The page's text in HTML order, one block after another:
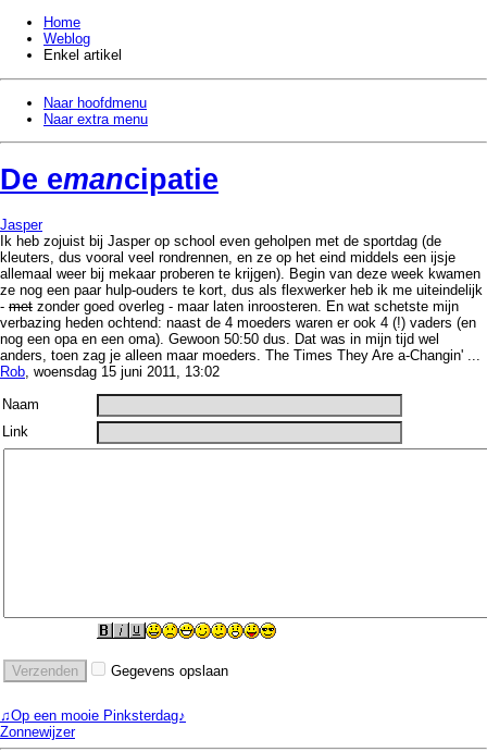
Home
Weblog
Enkel artikel
Naar hoofdmenu
Naar extra menu
De emancipatie
Jasper
Ik heb zojuist bij Jasper op school even geholpen met de sportdag (de
kleuters, dus vooral veel rondrennen, en ze op het eind middels een ijsje
allemaal weer bij mekaar proberen te krijgen). Begin van deze week kwamen
ze nog een paar hulp-ouders te kort, dus als flexwerker heb ik me uiteindelijk
- met zonder goed overleg - maar laten inroosteren. En wat schetste mijn
verbazing heden ochtend: naast de 4 moeders waren er ook 4 (!) vaders (en
nog een opa en een oma). Gewoon 50:50 dus. Dat was in mijn tijd wel
anders, toen zag je alleen maar moeders. The Times They Are a-Changin' ...
Rob, woensdag 15 juni 2011, 13:02
Naam
Link
Gegevens opslaan
♫Op een mooie Pinksterdag♪
Zonnewijzer